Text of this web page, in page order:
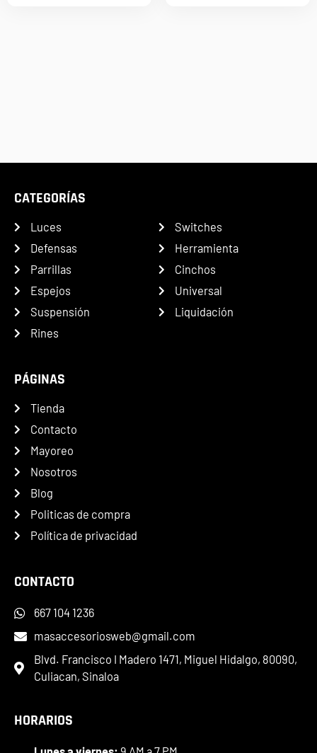
CATEGORÍAS
Luces
Defensas
Parrillas
Espejos
Suspensión
Rines
Switches
Herramienta
Cinchos
Universal
Liquidación
PÁGINAS
Tienda
Contacto
Mayoreo
Nosotros
Blog
Politicas de compra
Política de privacidad
CONTACTO
667 104 1236
masaccesoriosweb@gmail.com
Blvd. Francisco I Madero 1471, Miguel Hidalgo, 80090,
Culiacan, Sinaloa
HORARIOS